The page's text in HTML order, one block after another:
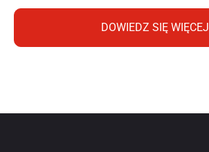
DOWIEDZ SIĘ WIĘCEJ